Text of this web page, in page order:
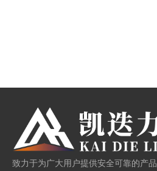
致力于为广大用户提供安全可靠的产品